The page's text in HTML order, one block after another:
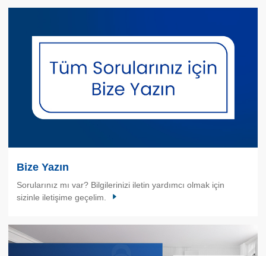
Bize Yazın
Sorularınız mı var? Bilgilerinizi iletin yardımcı olmak için
sizinle iletişime geçelim.